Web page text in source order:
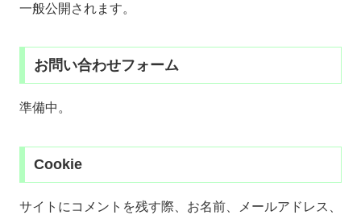
一般公開されます。
お問い合わせフォーム
準備中。
Cookie
サイトにコメントを残す際、お名前、メールアドレス、